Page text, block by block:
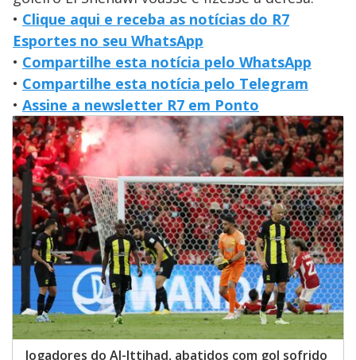
• Clique aqui e receba as notícias do R7
Esportes no seu WhatsApp
• Compartilhe esta notícia pelo WhatsApp
• Compartilhe esta notícia pelo Telegram
• Assine a newsletter R7 em Ponto
Jogadores do Al-Ittihad, abatidos com gol sofrido